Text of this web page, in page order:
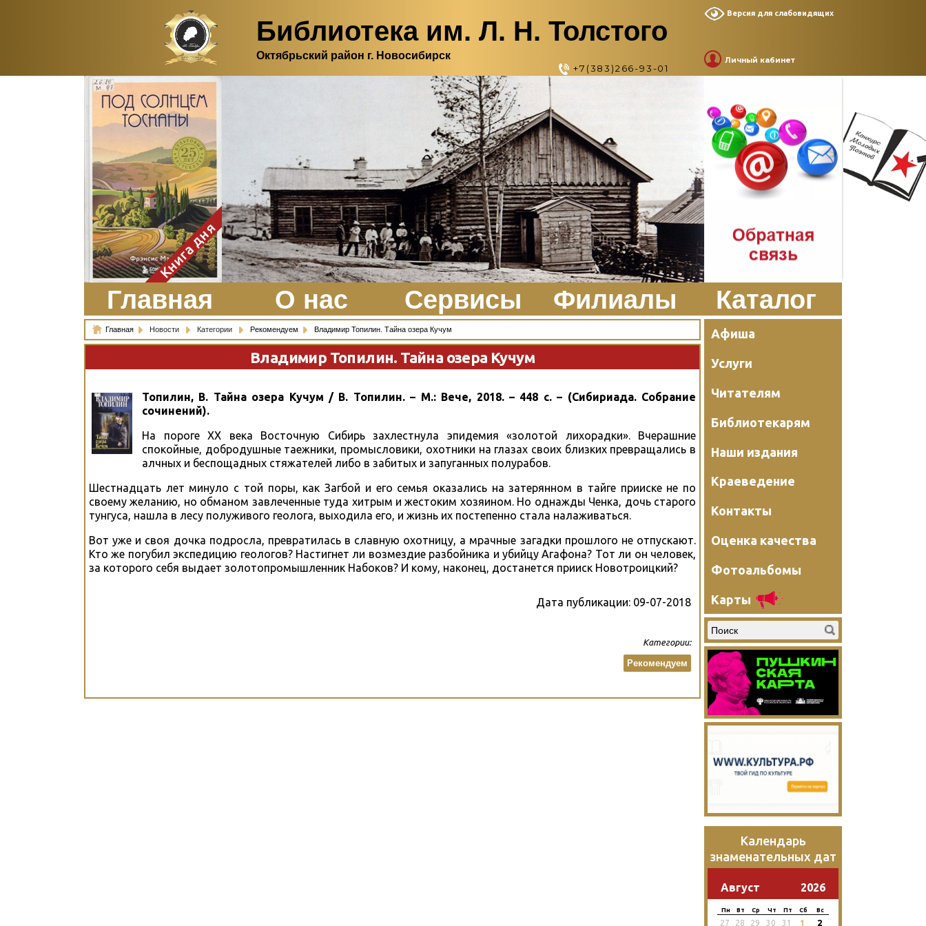
Библиотека им. Л. Н. Толстого
Октябрьский район г. Новосибирск
+7(383)266-93-01
Версия для слабовидящих
Личный кабинет
Здесь, в своем
итальянском доме, я вновь
испытала первичную
радость единения с
природой. Дом открыт
для бабочек, стрекоз, пчёл
или всех, кто пожелает
влететь в одно окно и
вылететь из другого. Едим
мы почти всегда во
дворе. Во мне настолько
возродился здравый
смысл моей матери -
умение наслаждаться
настоящим и не спешить, -
что даже нашлось время
отполировать до блеска
оконное стекло.
ЗаказатьКнига дня
Главная О нас Сервисы Филиалы Каталог
Главная Новости Категории Рекомендуем Владимир Топилин. Тайна озера Кучум
Владимир Топилин. Тайна озера Кучум
Топилин, В. Тайна озера Кучум / В. Топилин. – М.: Вече, 2018. – 448 с. – (Сибириада. Собрание
сочинений).
На пороге ХХ века Восточную Сибирь захлестнула эпидемия «золотой лихорадки». Вчерашние
спокойные, добродушные таежники, промысловики, охотники на глазах своих близких превращались в
алчных и беспощадных стяжателей либо в забитых и запуганных полурабов.
Шестнадцать лет минуло с той поры, как Загбой и его семья оказались на затерянном в тайге прииске не по
своему желанию, но обманом завлеченные туда хитрым и жестоким хозяином. Но однажды Ченка, дочь старого
тунгуса, нашла в лесу полуживого геолога, выходила его, и жизнь их постепенно стала налаживаться.
Вот уже и своя дочка подросла, превратилась в славную охотницу, а мрачные загадки прошлого не отпускают.
Кто же погубил экспедицию геологов? Настигнет ли возмездие разбойника и убийцу Агафона? Тот ли он человек,
за которого себя выдает золотопромышленник Набоков? И кому, наконец, достанется прииск Новотроицкий?
Дата публикации: 09-07-2018
Категории:
Рекомендуем
Афиша
Услуги
Читателям
Библиотекарям
Наши издания
Краеведение
Контакты
Оценка качества
Фотоальбомы
Карты
Календарь
знаменательных дат
Август 2026
Пн Вт Ср Чт Пт Сб Вс
27 28 29 30 31 1 2